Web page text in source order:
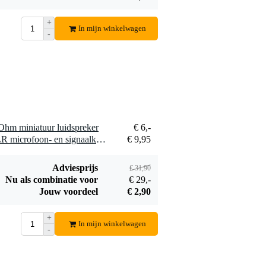
+
-
In mijn winkelwagen
miniatuur luidspreker
€ 6,-
2 x Devine MIC100/10 XLR microfoon- en signaalkabel 10 meter
€ 9,95
Adviesprijs € 31,90
Nu als combinatie voor
€ 29,-
Jouw voordeel
€ 2,90
+
-
In mijn winkelwagen